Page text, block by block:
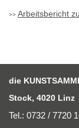
Arbeitsbericht
die
Stock, 4020 Linz
Tel.: 0732 / 7720